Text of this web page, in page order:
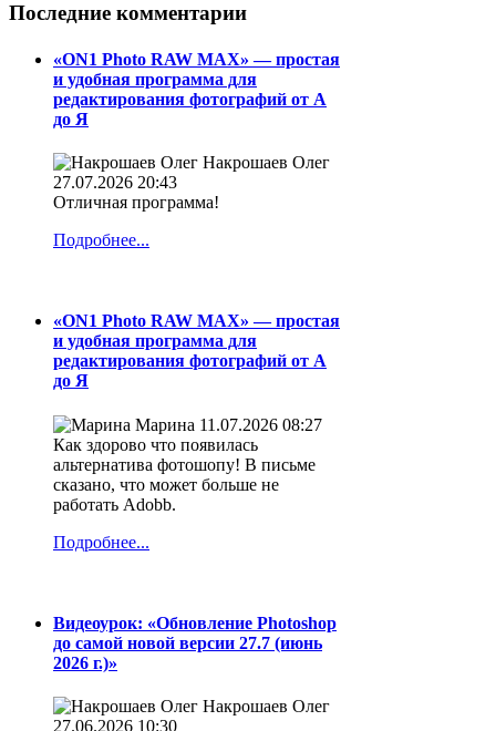
Последние комментарии
«ON1 Photo RAW MAX» — простая
и удобная программа для
редактирования фотографий от А
до Я
Накрошаев Олег
27.07.2026 20:43
Отличная программа!
Подробнее...
«ON1 Photo RAW MAX» — простая
и удобная программа для
редактирования фотографий от А
до Я
Марина 11.07.2026 08:27
Как здорово что появилась
альтернатива фотошопу! В письме
сказано, что может больше не
работать Adobb.
Подробнее...
Видеоурок: «Обновление Photoshop
до самой новой версии 27.7 (июнь
2026 г.)»
Накрошаев Олег
27.06.2026 10:30